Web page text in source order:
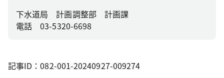
下水道局 計画調整部 計画課
電話 03-5320-6698
記事ID：082-001-20240927-009274